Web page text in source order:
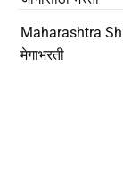
Maharashtra
मेगाभरती